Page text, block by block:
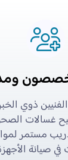
ذوي
غسالات
مستمر
في صيانة